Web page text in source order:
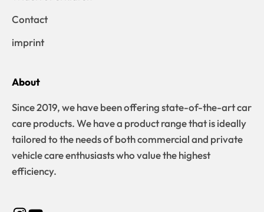
Contact
imprint
About
Since 2019, we have been offering state-of-the-art car
care products. We have a product range that is ideally
tailored to the needs of both commercial and private
vehicle care enthusiasts who value the highest
efficiency.